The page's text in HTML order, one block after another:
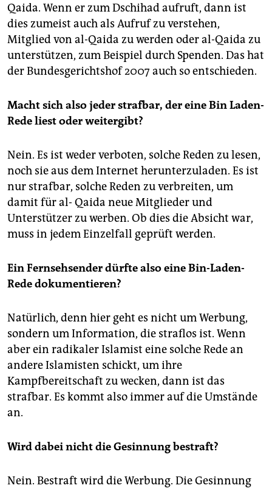
Qaida. Wenn er zum Dschihad aufruft, dann ist
dies zumeist auch als Aufruf zu verstehen,
Mitglied von al-Qaida zu werden oder al-Qaida zu
unterstützen, zum Beispiel durch Spenden. Das hat
der Bundesgerichtshof 2007 auch so entschieden.
Macht sich also jeder strafbar, der eine Bin Laden-
Rede liest oder weitergibt?
Nein. Es ist weder verboten, solche Reden zu lesen,
noch sie aus dem Internet herunterzuladen. Es ist
nur strafbar, solche Reden zu verbreiten, um
damit für al- Qaida neue Mitglieder und
Unterstützer zu werben. Ob dies die Absicht war,
muss in jedem Einzelfall geprüft werden.
Ein Fernsehsender dürfte also eine Bin-Laden-
Rede dokumentieren?
Natürlich, denn hier geht es nicht um Werbung,
sondern um Information, die straflos ist. Wenn
aber ein radikaler Islamist eine solche Rede an
andere Islamisten schickt, um ihre
Kampfbereitschaft zu wecken, dann ist das
strafbar. Es kommt also immer auf die Umstände
an.
Wird dabei nicht die Gesinnung bestraft?
Nein. Bestraft wird die Werbung. Die Gesinnung